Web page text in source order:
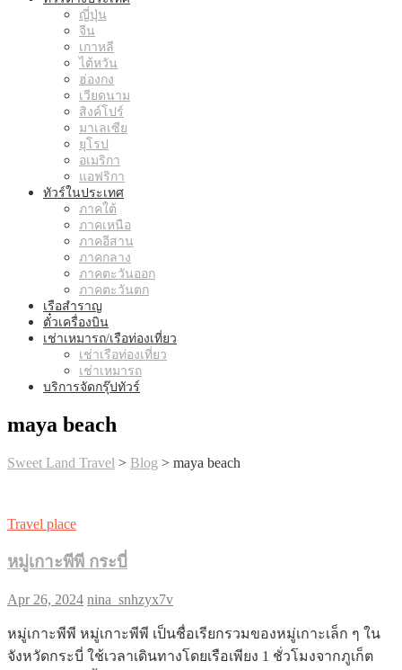
ญี่ปุ่น
จีน
เกาหลี
ไต้หวัน
ฮ่องกง
เวียดนาม
สิงค์โปร์
มาเลเซีย
ยุโรป
อเมริกา
แอฟริกา
ทัวร์ในประเทศ
ภาคใต้
ภาคเหนือ
ภาคอีสาน
ภาคกลาง
ภาคตะวันออก
ภาคตะวันตก
เรือสำราญ
ตั๋วเครื่องบิน
เช่าเหมารถ/เรือท่องเที่ยว
เช่าเรือท่องเที่ยว
เช่าเหมารถ
บริการจัดกรุ๊ปทัวร์
maya beach
Sweet Land Travel > Blog > maya beach
Travel place
หมู่เกาะพีพี กระบี่
Apr 26, 2024 nina_snhzyx7v
หมู่เกาะพีพี หมู่เกาะพีพี เป็นชื่อเรียกรวมของหมู่เกาะเล็ก ๆ ใน
จังหวัดกระบี่ ใช้เวลาเดินทางโดยเรือเพียง 1 ชั่วโมงจากภูเก็ต